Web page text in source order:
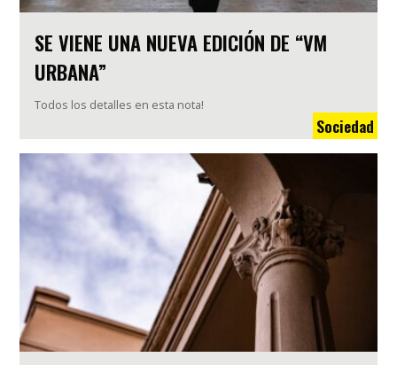
SE VIENE UNA NUEVA EDICIÓN DE “VM
URBANA”
Todos los detalles en esta nota!
Sociedad